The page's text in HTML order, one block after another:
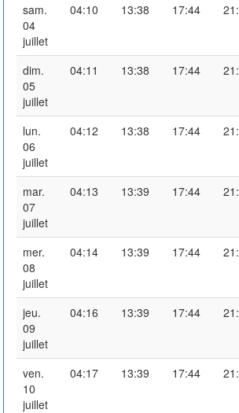
sam.
04
juillet
04:10 13:38 17:44
dim.
05
juillet
04:11 13:38 17:44
lun.
06
juillet
04:12 13:38 17:44
mar.
07
juillet
04:13 13:39 17:44
mer.
08
juillet
04:14 13:39 17:44
jeu.
09
juillet
04:16 13:39 17:44
ven.
10
juillet
04:17 13:39 17:44